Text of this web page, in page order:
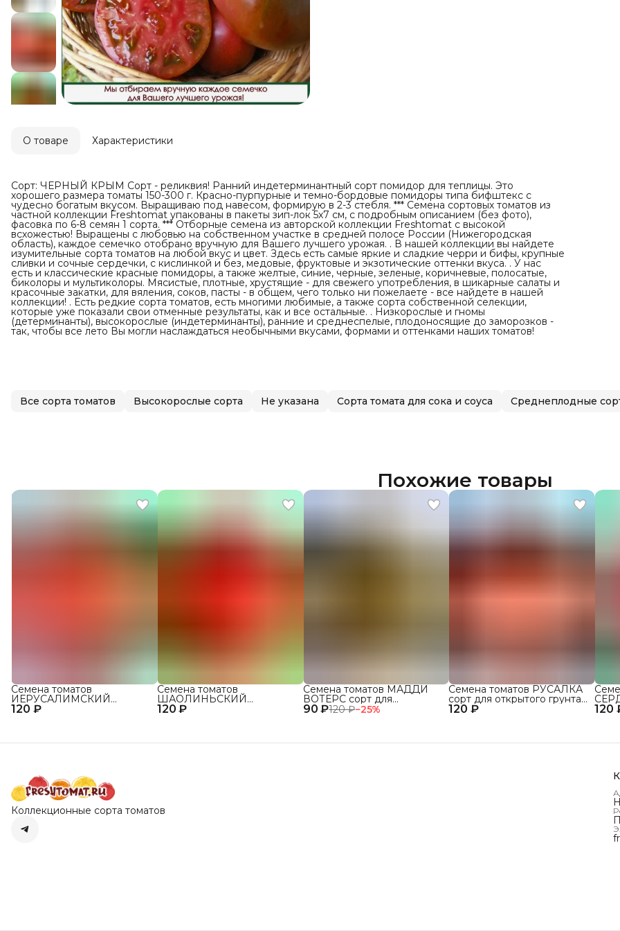
О товаре Характеристики
Сорт: ЧЕРНЫЙ КРЫМ Сорт - реликвия! Ранний индетерминантный сорт помидор для теплицы. Это
хорошего размера томаты 150-300 г. Красно-пурпурные и темно-бордовые помидоры типа бифштекс с
чудесно богатым вкусом. Выращиваю под навесом, формирую в 2-3 стебля. *** Семена сортовых томатов из
частной коллекции Freshtomat упакованы в пакеты зип-лок 5х7 см, с подробным описанием (без фото),
фасовка по 6-8 семян 1 сорта. *** Отборные семена из авторской коллекции Freshtomat с высокой
всхожестью! Выращены с любовью на собственном участке в средней полосе России (Нижегородская
область), каждое семечко отобрано вручную для Вашего лучшего урожая. . В нашей коллекции вы найдете
изумительные сорта томатов на любой вкус и цвет. Здесь есть самые яркие и сладкие черри и бифы, крупные
сливки и сочные сердечки, с кислинкой и без, медовые, фруктовые и экзотические оттенки вкуса. . У нас
есть и классические красные помидоры, а также желтые, синие, черные, зеленые, коричневые, полосатые,
биколоры и мультиколоры. Мясистые, плотные, хрустящие - для свежего употребления, в шикарные салаты и
красочные закатки, для вяления, соков, пасты - в общем, чего только ни пожелаете - все найдете в нашей
коллекции! . Есть редкие сорта томатов, есть многими любимые, а также сорта собственной селекции,
которые уже показали свои отменные результаты, как и все остальные. . Низкорослые и гномы
(детерминанты), высокорослые (индетерминанты), ранние и среднеспелые, плодоносящие до заморозков -
так, чтобы все лето Вы могли наслаждаться необычными вкусами, формами и оттенками наших томатов!
Все сорта томатов Высокорослые сорта Не указана Сорта томата для сока и соуса Среднеплодные
Похожие товары
120 ₽
Семена томатов
ИЕРУСАЛИМСКИЙ
ГИГАНТ сорт для открытого 120 ₽
Семена томатов
ШАОЛИНЬСКИЙ
ВЕЛИКАН сорт для 90 ₽120 ₽−25%
Семена томатов МАДДИ
ВОТЕРС сорт для
открытого грунта и теплиц 120 ₽
Семена томатов РУСАЛКА
сорт для открытого грунта
и теплиц 120
сорт
Коллекционные сорта томатов